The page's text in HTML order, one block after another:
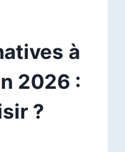
à
2026 :
?